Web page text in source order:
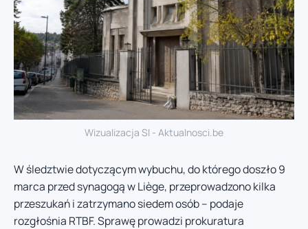
Wizualizacja SI - Aktualnosci.be
W śledztwie dotyczącym wybuchu, do którego doszło 9
marca przed synagogą w Liège, przeprowadzono kilka
przeszukań i zatrzymano siedem osób – podaje
rozgłośnia RTBF. Sprawę prowadzi prokuratura